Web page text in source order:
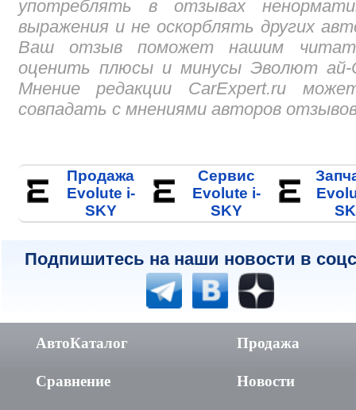
употреблять в отзывах
выражения и не оскорблять других
Ваш отзыв поможет нашим
оценить плюсы и минусы Эволют ай-
Мнение редакции CarExpert.ru
совпадать с мнениями авторов
Продажа
Evolute i-
SKY
Сервис
Evolute i-
SKY
Подпишитесь на наши новости в
АвтоКаталог
Сравнение
Продажа
Новости